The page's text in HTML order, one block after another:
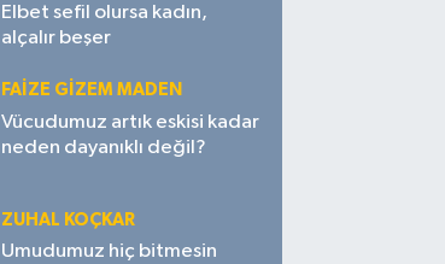
Elbet sefil olursa kadın,
alçalır beşer
FAIZE GIZEM MADEN
Vücudumuz artık eskisi kadar
neden dayanıklı değil?
ZUHAL KOÇKAR
Umudumuz hiç bitmesin